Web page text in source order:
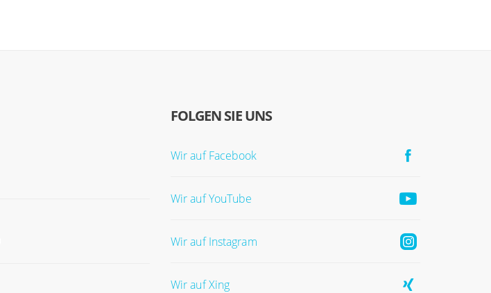
FOLGEN SIE UNS
Wir auf Facebook
Wir auf YouTube
Wir auf Instagram
Wir auf Xing